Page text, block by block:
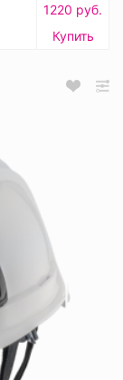
1220 руб.
Купить